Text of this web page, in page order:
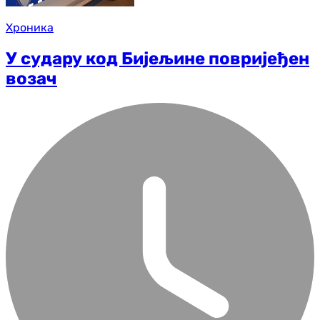
Хроника
У судару код Бијељине повријеђен
возач